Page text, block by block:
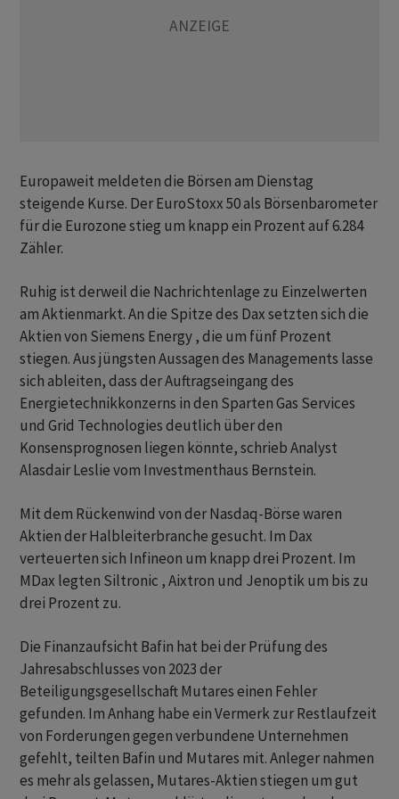
Europaweit meldeten die Börsen am Dienstag
steigende Kurse. Der EuroStoxx 50 als Börsenbarometer
für die Eurozone stieg um knapp ein Prozent auf 6.284
Zähler.
Ruhig ist derweil die Nachrichtenlage zu Einzelwerten
am Aktienmarkt. An die Spitze des Dax setzten sich die
Aktien von Siemens Energy , die um fünf Prozent
stiegen. Aus jüngsten Aussagen des Managements lasse
sich ableiten, dass der Auftragseingang des
Energietechnikkonzerns in den Sparten Gas Services
und Grid Technologies deutlich über den
Konsensprognosen liegen könnte, schrieb Analyst
Alasdair Leslie vom Investmenthaus Bernstein.
Mit dem Rückenwind von der Nasdaq-Börse waren
Aktien der Halbleiterbranche gesucht. Im Dax
verteuerten sich Infineon um knapp drei Prozent. Im
MDax legten Siltronic , Aixtron und Jenoptik um bis zu
drei Prozent zu.
Die Finanzaufsicht Bafin hat bei der Prüfung des
Jahresabschlusses von 2023 der
Beteiligungsgesellschaft Mutares einen Fehler
gefunden. Im Anhang habe ein Vermerk zur Restlaufzeit
von Forderungen gegen verbundene Unternehmen
gefehlt, teilten Bafin und Mutares mit. Anleger nahmen
es mehr als gelassen, Mutares-Aktien stiegen um gut